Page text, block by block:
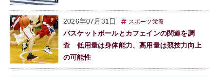
2026年07月31日 スポーツ栄養
バスケットボールとカフェインの関連を調
査 低用量は身体能力、高用量は競技力向上
の可能性